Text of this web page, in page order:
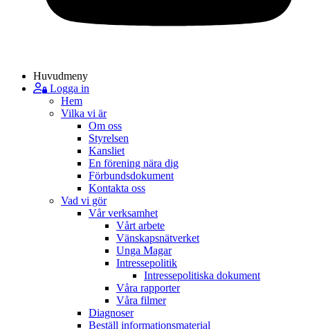
Huvudmeny
Logga in
Hem
Vilka vi är
Om oss
Styrelsen
Kansliet
En förening nära dig
Förbundsdokument
Kontakta oss
Vad vi gör
Vår verksamhet
Vårt arbete
Vänskapsnätverket
Unga Magar
Intressepolitik
Intressepolitiska dokument
Våra rapporter
Våra filmer
Diagnoser
Beställ informationsmaterial